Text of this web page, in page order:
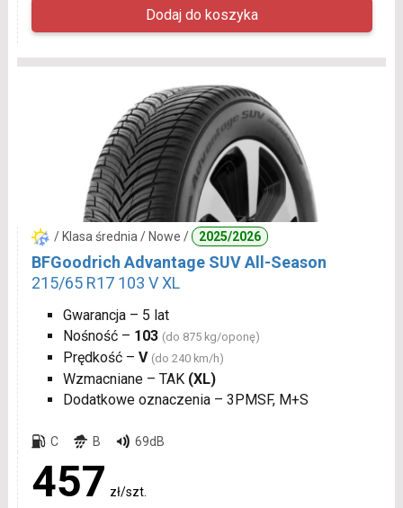
/ Klasa średnia / Nowe / 2025/2026
BFGoodrich Advantage SUV All-Season
215/65 R17 103 V XL
Gwarancja – 5 lat
Nośność – 103 (do 875 kg/oponę)
Prędkość – V (do 240 km/h)
Wzmacniane – TAK (XL)
Dodatkowe oznaczenia – 3PMSF, M+S
C B 69dB
457 zł/szt.